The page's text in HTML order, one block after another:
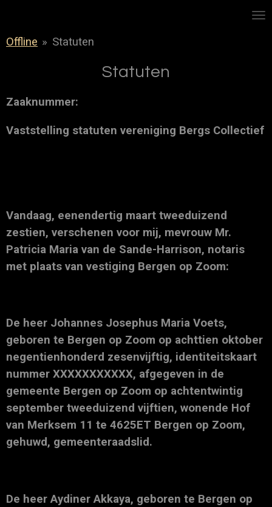
naar
Offline » Statuten
Statuten
Zaaknummer:
Vaststelling statuten vereniging Bergs Collectief
Vandaag, eenendertig maart tweeduizend
zestien, verschenen voor mij, mevrouw Mr.
Patricia Maria van de Sande-Harrison, notaris
met plaats van vestiging Bergen op Zoom:
De heer Johannes Josephus Maria Voets,
geboren te Bergen op Zoom op achttien oktober
negentienhonderd zesenvijftig, identiteitskaart
nummer XXXXXXXXXXX, afgegeven in de
gemeente Bergen op Zoom op achtentwintig
september tweeduizend vijftien, wonende Hof
van Merksem 11 te 4625ET Bergen op Zoom,
gehuwd, gemeenteraadslid.
De heer Aydiner Akkaya, geboren te Bergen op